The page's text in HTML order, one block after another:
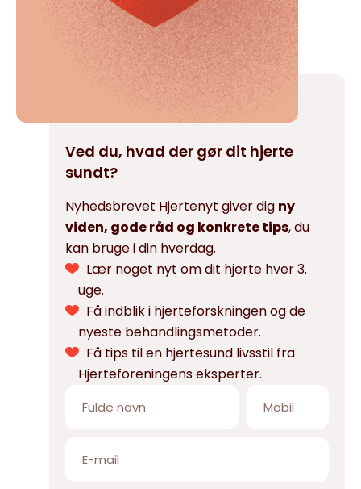
Ved du, hvad der gør dit hjerte
sundt?
Nyhedsbrevet Hjertenyt giver dig ny
viden, gode råd og konkrete tips, du
kan bruge i din hverdag.
Lær noget nyt om dit hjerte hver 3.
uge.
Få indblik i hjerteforskningen og de
nyeste behandlingsmetoder.
Få tips til en hjertesund livsstil fra
Hjerteforeningens eksperter.